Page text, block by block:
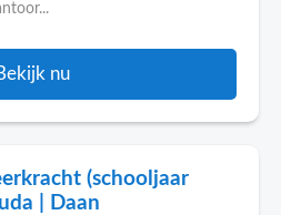
nu
(schooljaar
| Daan